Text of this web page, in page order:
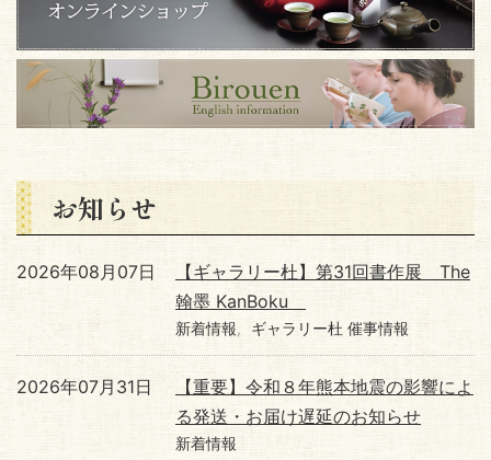
お知らせ
【ギャラリー杜】第31回書作展 The
翰墨 KanBoku
2026年08月07日
新着情報 ギャラリー杜 催事情報
【重要】令和８年熊本地震の影響によ
る発送・お届け遅延のお知らせ
2026年07月31日
新着情報